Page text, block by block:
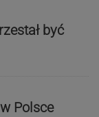
być
Polsce